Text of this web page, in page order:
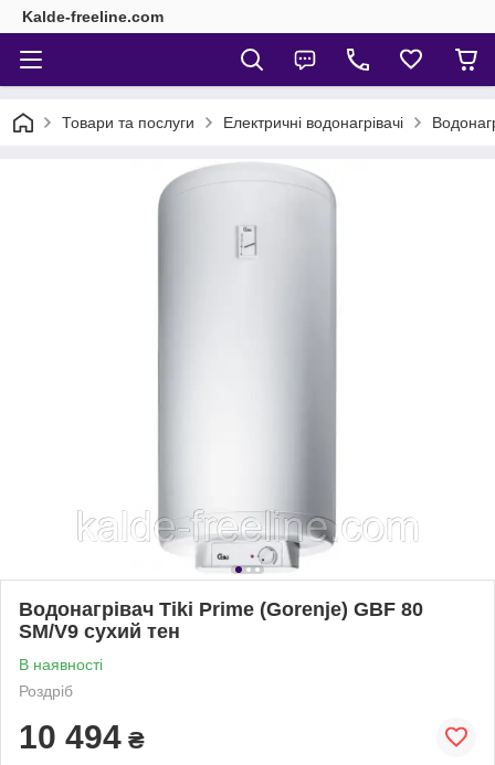
Kalde-freeline.com
Товари та послуги Електричні водонагрівачі
Водонагрівач Tiki Prime (Gorenje) GBF 80
SM/V9 сухий тен
В наявності
Роздріб
10 494 ₴